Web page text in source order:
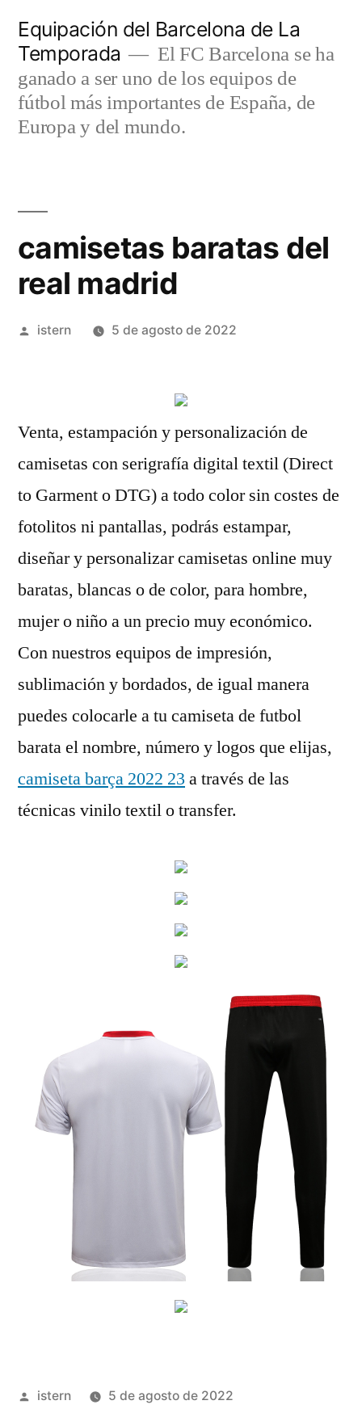
contenido
Equipación del Barcelona de La
Temporada
El FC Barcelona se ha
ganado a ser uno de los equipos de
fútbol más importantes de España, de
Europa y del mundo.
camisetas baratas del
real madrid
Publicado
istern 5 de agosto de 2022
Venta, estampación y personalización de
camisetas con serigrafía digital textil (Direct
to Garment o DTG) a todo color sin costes de
fotolitos ni pantallas, podrás estampar,
diseñar y personalizar camisetas online muy
baratas, blancas o de color, para hombre,
mujer o niño a un precio muy económico.
Con nuestros equipos de impresión,
sublimación y bordados, de igual manera
puedes colocarle a tu camiseta de futbol
barata el nombre, número y logos que elijas,
camiseta barça 2022 23 a través de las
técnicas vinilo textil o transfer.
Publicado
istern
5 de agosto de 2022